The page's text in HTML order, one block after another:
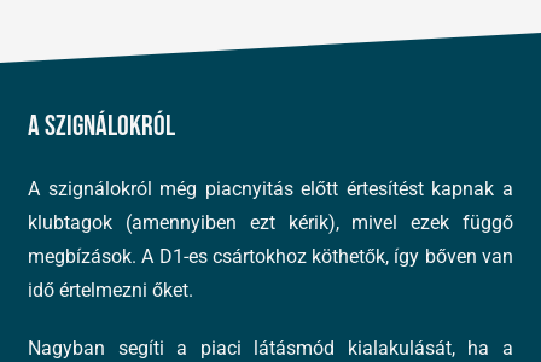
A szignálokról
A szignálokról még piacnyitás előtt értesítést kapnak a
klubtagok (amennyiben ezt kérik), mivel ezek függő
megbízások. A D1-es csártokhoz köthetők, így bőven van
idő értelmezni őket.
Nagyban segíti a piaci látásmód kialakulását, ha a